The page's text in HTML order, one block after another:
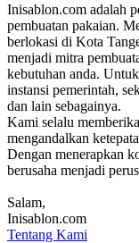
Inisablon.com adalah
pembuatan pakaian.
berlokasi di Kota
menjadi mitra
kebutuhan anda.
instansi pemerintah,
dan lain sebagainya.
Kami selalu
mengandalkan
Dengan menerapkan
berusaha menjadi
Salam,
Inisablon.com
Tentang Kami